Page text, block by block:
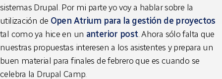
sistemas Drupal. Por mi parte yo voy a hablar sobre la
utilización de Open Atrium para la gestión de proyectos
tal como ya hice en un anterior post. Ahora sólo falta que
nuestras propuestas interesen a los asistentes y prepara un
buen material para finales de febrero que es cuando se
celebra la Drupal Camp.